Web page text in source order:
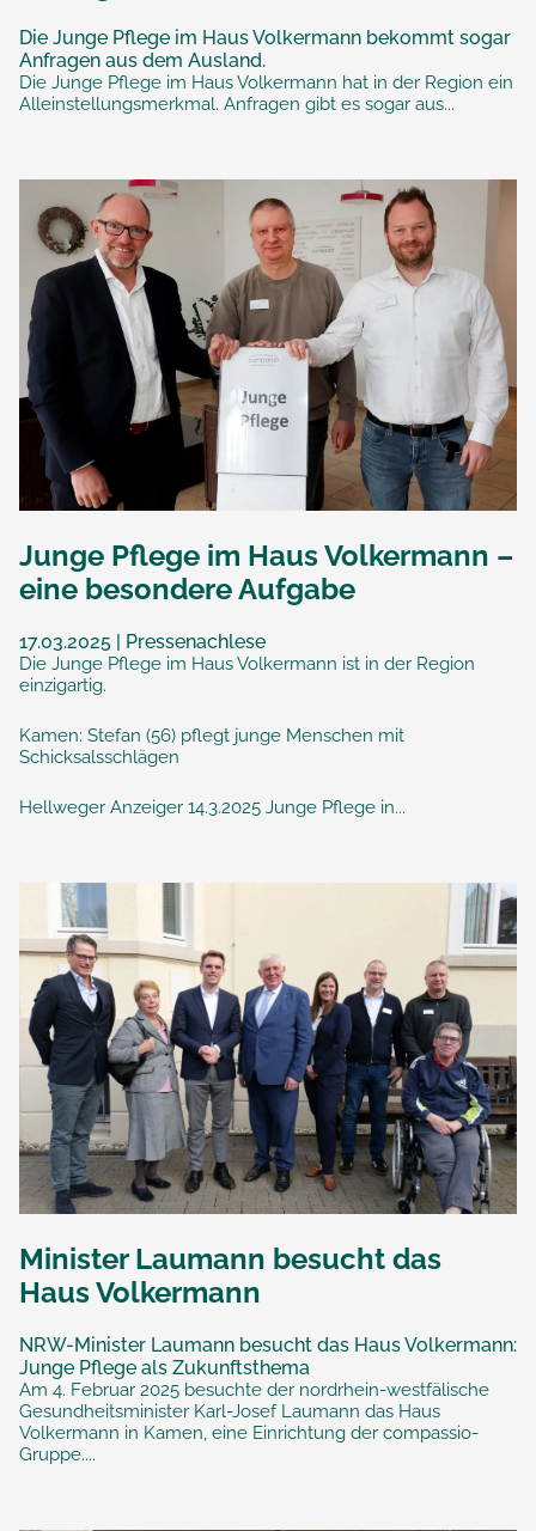
Die Junge Pflege im Haus Volkermann bekommt sogar
Anfragen aus dem Ausland.
Die Junge Pflege im Haus Volkermann hat in der Region ein
Alleinstellungsmerkmal. Anfragen gibt es sogar aus...
Junge Pflege im Haus Volkermann –
eine besondere Aufgabe
17.03.2025 | Pressenachlese
Die Junge Pflege im Haus Volkermann ist in der Region
einzigartig.
Kamen: Stefan (56) pflegt junge Menschen mit
Schicksalsschlägen
Hellweger Anzeiger 14.3.2025 Junge Pflege in...
Minister Laumann besucht das
Haus Volkermann
NRW-Minister Laumann besucht das Haus Volkermann:
Junge Pflege als Zukunftsthema
Am 4. Februar 2025 besuchte der nordrhein-westfälische
Gesundheitsminister Karl-Josef Laumann das Haus
Volkermann in Kamen, eine Einrichtung der compassio-
Gruppe....